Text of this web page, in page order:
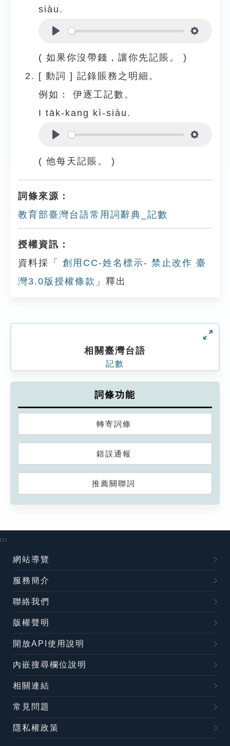
siàu.
( 如果你沒帶錢，讓你先記賬。 )
[ 動詞 ] 記錄賬務之明細。
例如：
伊逐工記數。
I ta̍k-kang kì-siàu.
( 他每天記賬。 )
詞條來源：
教育部臺灣台語常用詞辭典_記數
授權資訊：
資料採「
創用CC-姓名標示- 禁止改作 臺
灣3.0版授權條款 」釋出
相關臺灣台語
記數
詞條功能
轉寄詞條
錯誤通報
推薦關聯詞
:::
網站導覽
服務簡介
聯絡我們
版權聲明
開放API使用說明
內嵌搜尋欄位說明
相關連結
常見問題
隱私權政策